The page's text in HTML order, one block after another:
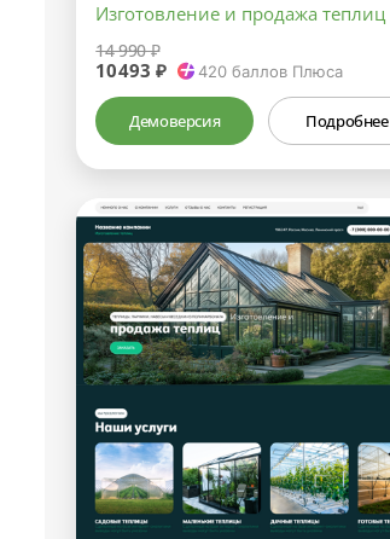
Изготовление и продажа теплиц
14 990 ₽
10493 ₽ 420баллов Плюса
Демоверсия Подробнее